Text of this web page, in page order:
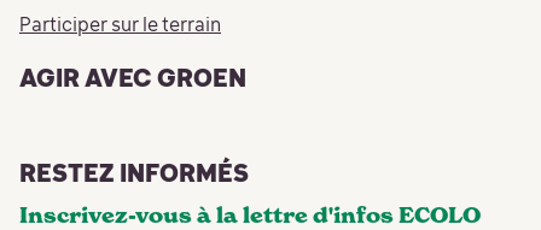
Participer sur le terrain
AGIR AVEC GROEN
RESTEZ INFORMÉS
Inscrivez-vous à la lettre d'infos ECOLO